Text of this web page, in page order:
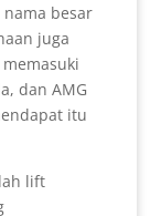
besar
juga
dan AMG
itu
lift